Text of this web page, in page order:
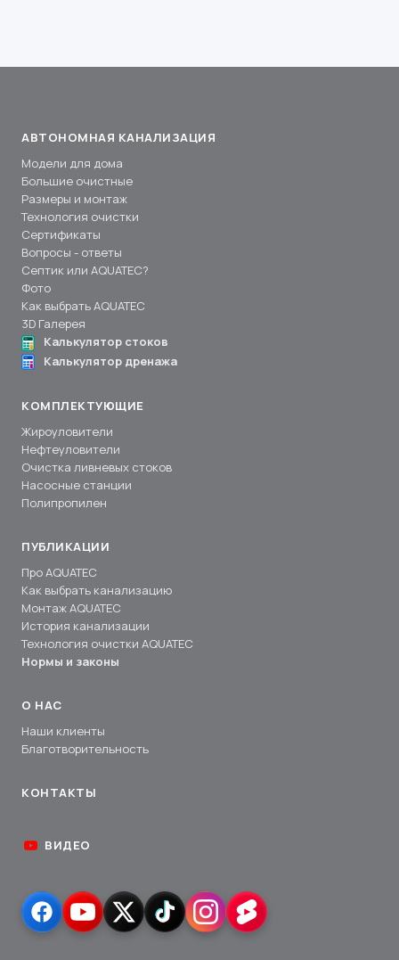
АВТОНОМНАЯ КАНАЛИЗАЦИЯ
Модели для дома
Большие очистные
Размеры и монтаж
Технология очистки
Сертификаты
Вопросы - ответы
Септик или AQUATEC?
Фото
Как выбрать AQUATEC
3D Галерея
Калькулятор стоков
Калькулятор дренажа
КОМПЛЕКТУЮЩИЕ
Жироуловители
Нефтеуловители
Очистка ливневых стоков
Насосные станции
Полипропилен
ПУБЛИКАЦИИ
Про AQUATEC
Как выбрать канализацию
Монтаж AQUATEC
История канализации
Технология очистки AQUATEC
Нормы и законы
О НАС
Наши клиенты
Благотворительность
КОНТАКТЫ
ВИДЕО